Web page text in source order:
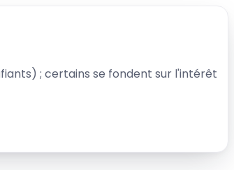
; certains se fondent sur l'intérêt